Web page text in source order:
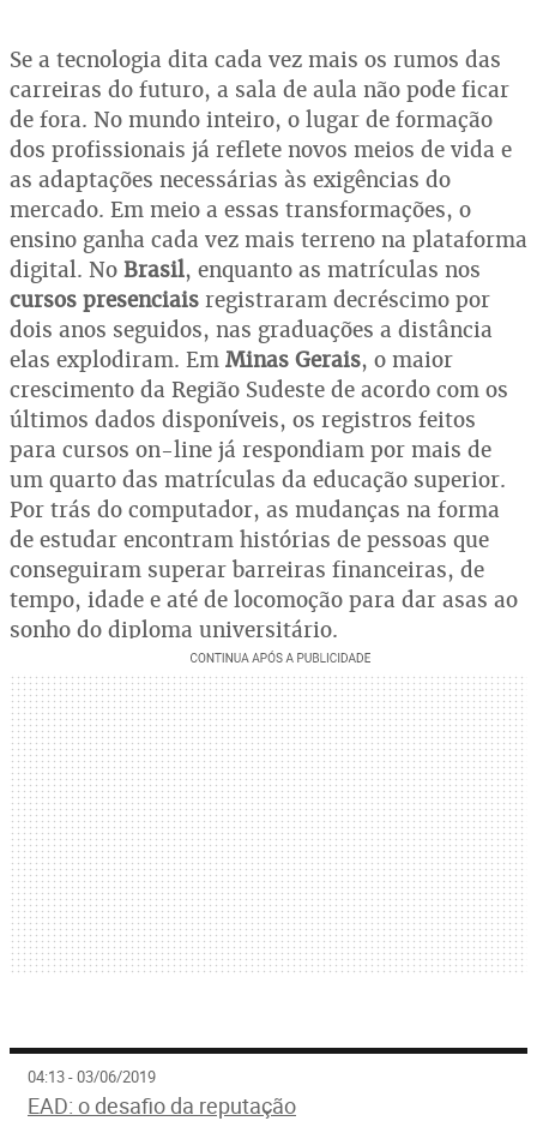
Se a tecnologia dita cada vez mais os rumos das
carreiras do futuro, a sala de aula não pode ficar
de fora. No mundo inteiro, o lugar de formação
dos profissionais já reflete novos meios de vida e
as adaptações necessárias às exigências do
mercado. Em meio a essas transformações, o
ensino ganha cada vez mais terreno na plataforma
digital. No Brasil, enquanto as matrículas nos
cursos presenciais registraram decréscimo por
dois anos seguidos, nas graduações a distância
elas explodiram. Em Minas Gerais, o maior
crescimento da Região Sudeste de acordo com os
últimos dados disponíveis, os registros feitos
para cursos on-line já respondiam por mais de
um quarto das matrículas da educação superior.
Por trás do computador, as mudanças na forma
de estudar encontram histórias de pessoas que
conseguiram superar barreiras financeiras, de
tempo, idade e até de locomoção para dar asas ao
sonho do diploma universitário.
04:13 - 03/06/2019
EAD: o desafio da reputação